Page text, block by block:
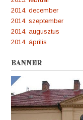
2014. december
2014. szeptember
2014. augusztus
2014. április
BANNER